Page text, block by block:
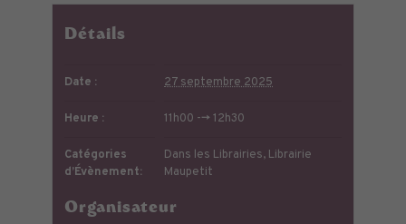
Détails
Date : 27 septembre 2025
Heure : 11h00 --> 12h30
Catégories
d’Évènement:
Dans les Librairies, Librairie
Maupetit
Organisateur